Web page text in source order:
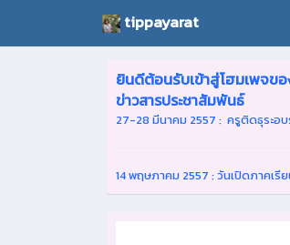
tippayarat
ยินดีต้อนรับเข้าสู่โฮมเพจข
ข่าวสารประชาสัมพันธ์
27-28 มีนาคม 2557 : ครูติดธุระอบ
14 พฤษภาคม 2557 : วันเปิดภาคเ